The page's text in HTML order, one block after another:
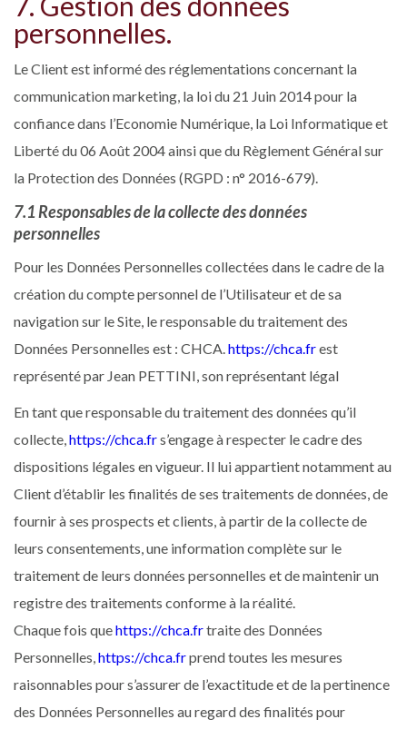
personnelles.
Le Client est informé des réglementations concernant la
communication marketing, la loi du 21 Juin 2014 pour la
confiance dans l’Economie Numérique, la Loi Informatique et
Liberté du 06 Août 2004 ainsi que du Règlement Général sur
la Protection des Données (RGPD : n° 2016-679).
7.1 Responsables de la collecte des données
personnelles
Pour les Données Personnelles collectées dans le cadre de la
création du compte personnel de l’Utilisateur et de sa
navigation sur le Site, le responsable du traitement des
Données Personnelles est : CHCA.https://chca.frest
représenté par Jean PETTINI, son représentant légal
En tant que responsable du traitement des données qu’il
collecte,https://chca.frs’engage à respecter le cadre des
dispositions légales en vigueur. Il lui appartient notamment au
Client d’établir les finalités de ses traitements de données, de
fournir à ses prospects et clients, à partir de la collecte de
leurs consentements, une information complète sur le
traitement de leurs données personnelles et de maintenir un
registre des traitements conforme à la réalité.
Chaque fois quehttps://chca.frtraite des Données
Personnelles,https://chca.frprend toutes les mesures
raisonnables pour s’assurer de l’exactitude et de la pertinence
des Données Personnelles au regard des finalités pour